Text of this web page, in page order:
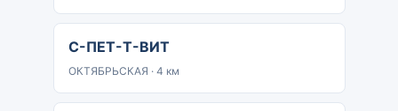
С-ПЕТ-Т-ВИТ
ОКТЯБРЬСКАЯ · 4 км